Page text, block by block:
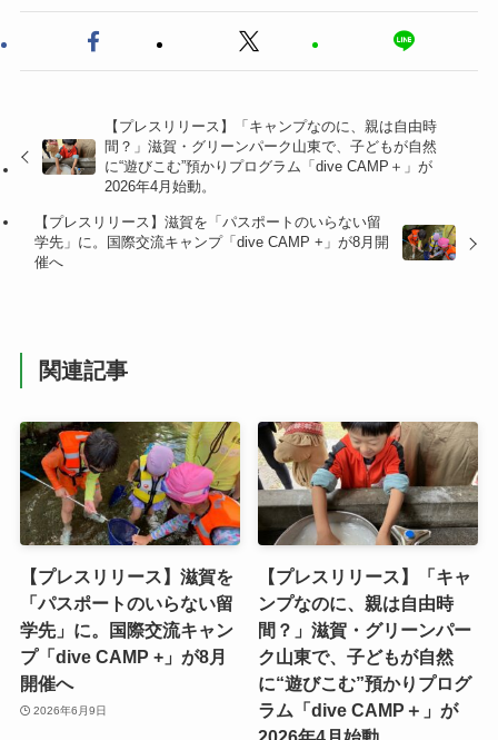
【プレスリリース】「キャンプなのに、親は自由時
間？」滋賀・グリーンパーク山東で、子どもが自然
に“遊びこむ”預かりプログラム「dive CAMP＋」が
2026年4月始動。
【プレスリリース】滋賀を「パスポートのいらない留
学先」に。国際交流キャンプ「dive CAMP +」が8月開
催へ
関連記事
【プレスリリース】滋賀を
「パスポートのいらない留
学先」に。国際交流キャン
プ「dive CAMP +」が8月
開催へ
2026年6月9日
【プレスリリース】「キャ
ンプなのに、親は自由時
間？」滋賀・グリーンパー
ク山東で、子どもが自然
に“遊びこむ”預かりプログ
ラム「dive CAMP＋」が